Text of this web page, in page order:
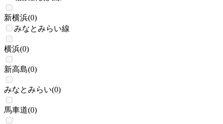
新横浜(0)
みなとみらい線
横浜(0)
新高島(0)
みなとみらい(0)
馬車道(0)